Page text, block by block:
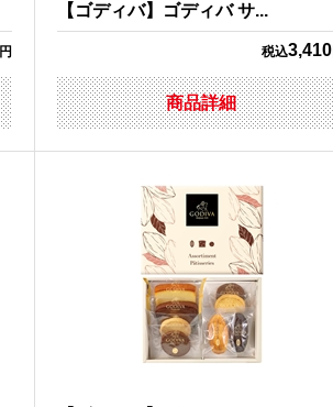
円
【ゴディバ】ゴディバ サ...
税込3,410
商品詳細